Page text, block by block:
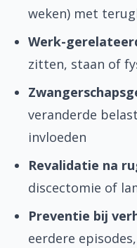
weken) met
Werk-
zitten, staan of
veranderde
invloeden
Revalidatie na
discectomie of
Preventie bij
eerdere